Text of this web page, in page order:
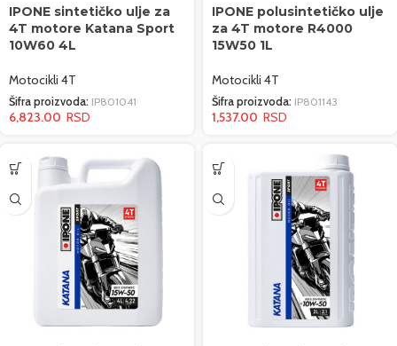
IPONE sintetičko ulje za
4T motore Katana Sport
10W60 4L
Motocikli 4T
Šifra proizvoda: IP801041
6,823.00
IPONE polusintetičko ulje
za 4T motore R4000
15W50 1L
Motocikli 4T
Šifra proizvoda: IP801143
1,537.00